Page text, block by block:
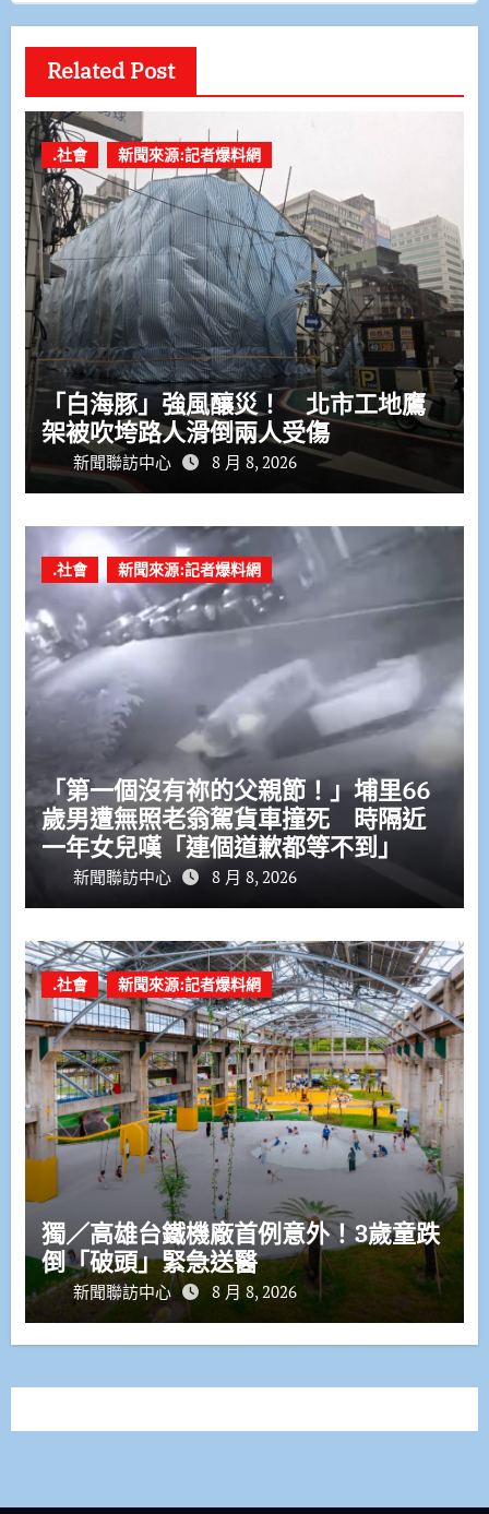
Related Post
.社會 新聞來源:記者爆料網
「白海豚」強風釀災！ 北市工地鷹
架被吹垮路人滑倒兩人受傷
新聞聯訪中心 8 月 8, 2026
.社會 新聞來源:記者爆料網
「第一個沒有祢的父親節！」埔里66
歲男遭無照老翁駕貨車撞死 時隔近
一年女兒嘆「連個道歉都等不到」
新聞聯訪中心 8 月 8, 2026
.社會 新聞來源:記者爆料網
獨／高雄台鐵機廠首例意外！3歲童跌
倒「破頭」緊急送醫
新聞聯訪中心 8 月 8, 2026